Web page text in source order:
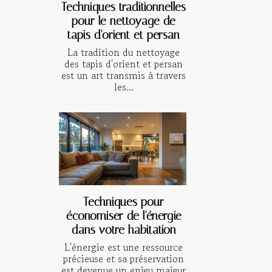
Techniques traditionnelles
pour le nettoyage de
tapis d'orient et persan
La tradition du nettoyage
des tapis d'orient et persan
est un art transmis à travers
les...
Techniques pour
économiser de l'énergie
dans votre habitation
L'énergie est une ressource
précieuse et sa préservation